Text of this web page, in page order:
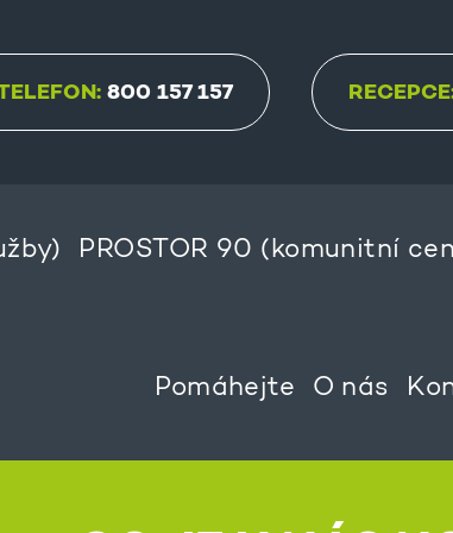
800 157 157
PROSTOR 90 (komunitní
Pomáhejte O nás